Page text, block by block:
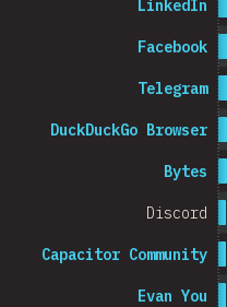
Cambodia
Evan You
Capacitor Community
Discord
Bytes
DuckDuckGo Browser
Telegram
Facebook
LinkedIn